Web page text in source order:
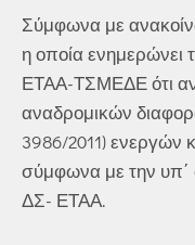
Σύμφωνα με
η οποία ενημερώνει
ΕΤΑΑ-ΤΣΜΕΔΕ ότι
αναδρομικών
3986/2011) ενεργών
σύμφωνα με την υπ΄
ΔΣ- ΕΤΑΑ.